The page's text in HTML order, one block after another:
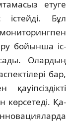
етуге
Бұл
бойынша іс-
Олардың
бар,
көрсетеді. Қа­